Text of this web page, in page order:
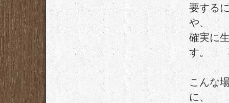
要する
や、
確実に
す。
こんな
に、